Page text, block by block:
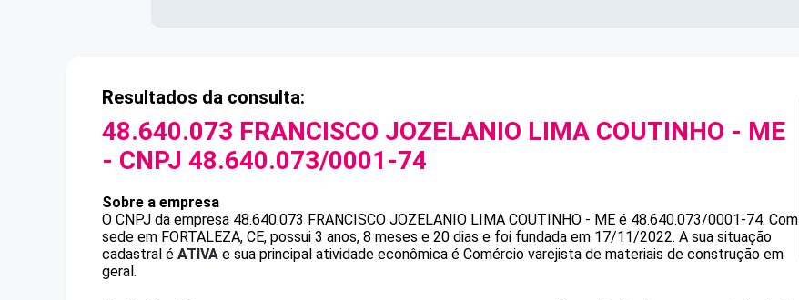
Resultados da consulta:
48.640.073 FRANCISCO JOZELANIO LIMA COUTINHO - ME
- CNPJ 48.640.073/0001-74
Sobre a empresa
O CNPJ da empresa 48.640.073 FRANCISCO JOZELANIO LIMA COUTINHO - ME é 48.640.073/0001-74. Com
sede em FORTALEZA, CE, possui 3 anos, 8 meses e 20 dias e foi fundada em 17/11/2022. A sua situação
cadastral é ATIVA e sua principal atividade econômica é Comércio varejista de materiais de construção em
geral.